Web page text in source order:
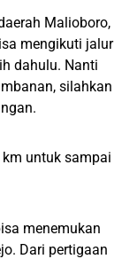
Malioboro,
mengikuti jalur
dahulu. Nanti
silahkan
untuk sampai
menemukan
Dari pertigaan